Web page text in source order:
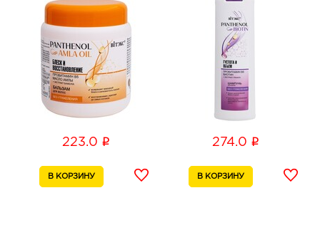
223.0 i 274.0 i